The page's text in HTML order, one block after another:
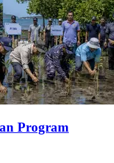
Program